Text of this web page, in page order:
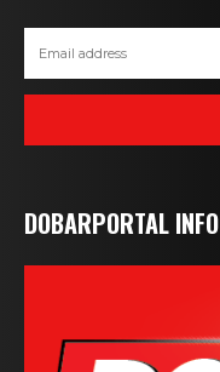
DOBARPORTAL INFO